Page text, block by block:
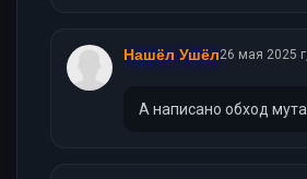
Нашёл Ушёл26 мая 2025
А написано обход